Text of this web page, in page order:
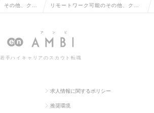
その他、クリ リモートワーク可能のその他、クリ
若手ハイキャリアのスカウト転職
求人情報に関するポリシー
推奨環境